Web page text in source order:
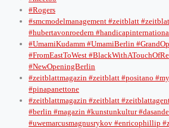
#Rogers
#smcmodelmanagement #zeitblatt
#hubertavonroedern
#UmamiKudamm #UmamiBerlin
#FromEastToWest
#NewOpeningBerlin
#zeitblattmagazin #zeitblatt #positano
#pinapanettone
#zeitblattmagazin #zeitblatt
#berlin #magazin #kunstunkultur
#uwemarcusmagnusrykov #enricophillip